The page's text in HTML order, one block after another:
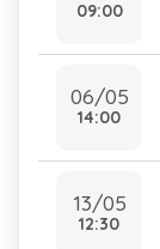
09:00
06/05
14:00
13/05
12:30